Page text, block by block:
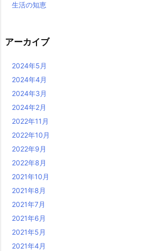
生活の知恵
アーカイブ
2024年5月
2024年4月
2024年3月
2024年2月
2022年11月
2022年10月
2022年9月
2022年8月
2021年10月
2021年8月
2021年7月
2021年6月
2021年5月
2021年4月